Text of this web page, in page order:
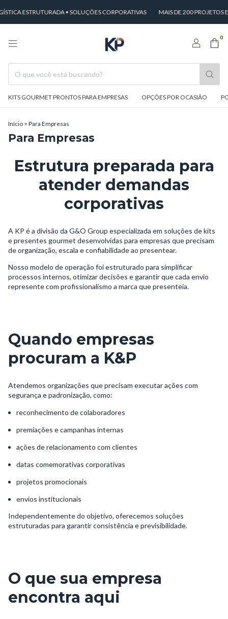
ESTRUTURADA • SOLUÇÕES CORPORATIVAS MAIS DE 200 PROJETOS
0
KITS GOURMET PRONTOS PARA EMPRESAS OPÇÕES POR OCASIÃO
Início > Para Empresas
Para Empresas
Estrutura preparada para
atender demandas
corporativas
A KP é a divisão da G&O Group especializada em soluções de kits
e presentes gourmet desenvolvidas para empresas que precisam
de organização, escala e confiabilidade ao presentear.
Nosso modelo de operação foi estruturado para simplificar
processos internos, otimizar decisões e garantir que cada envio
represente com profissionalismo a marca que presenteia.
Quando empresas
procuram a K&P
Atendemos organizações que precisam executar ações com
segurança e padronização, como:
reconhecimento de colaboradores
premiações e campanhas internas
ações de relacionamento com clientes
datas comemorativas corporativas
projetos promocionais
envios institucionais
Independentemente do objetivo, oferecemos soluções
estruturadas para garantir consistência e previsibilidade.
O que sua empresa
encontra aqui